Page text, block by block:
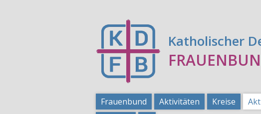
Katholischer
Frauenbund Aktivitäten Kreise